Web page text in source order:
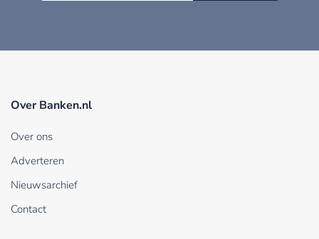
Over Banken.nl
Over ons
Adverteren
Nieuwsarchief
Contact